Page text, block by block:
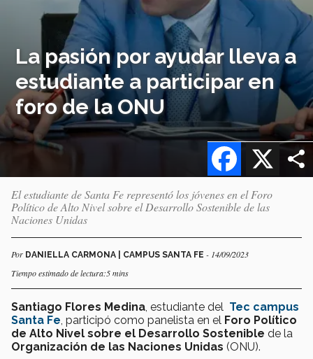
La pasión por ayudar lleva a
estudiante a participar en
foro de la ONU
X
Facebook
El estudiante de Santa Fe representó los jóvenes en el Foro
Político de Alto Nivel sobre el Desarrollo Sostenible de las
Naciones Unidas
Por DANIELLA CARMONA | CAMPUS SANTA FE - 14/09/2023
Tiempo estimado de lectura:5 mins
Santiago Flores Medina , estudiante del Tec campus
Santa Fe , participó como panelista en el Foro Político
de Alto Nivel sobre el Desarrollo Sostenible de la
Organización de las Naciones Unidas (ONU).